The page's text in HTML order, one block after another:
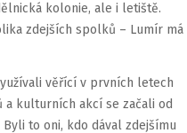
kolonie, ale i letiště.
zdejších spolků – Lumír má
věřící v prvních letech
kulturních akcí se začali od
to oni, kdo dával zdejšímu